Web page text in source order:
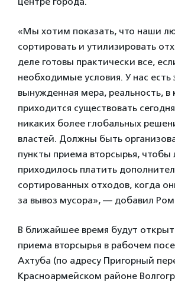
«Мы хотим показать, что наши
сортировать и утилизировать
деле готовы практически все,
необходимые условия. У нас есть
вынужденная мера, реальность, в
приходится существовать
никаких более глобальных
властей. Должны быть
пункты приема вторсырья,
приходилось платить
сортированных отходов, когда
за вывоз мусора», — добавил
В ближайшее время будут
приема вторсырья в рабочем
Ахтуба (по адресу Пригорный
Красноармейском районе